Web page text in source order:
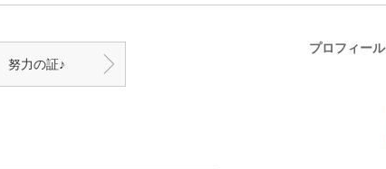
努力の証♪
プロフィール